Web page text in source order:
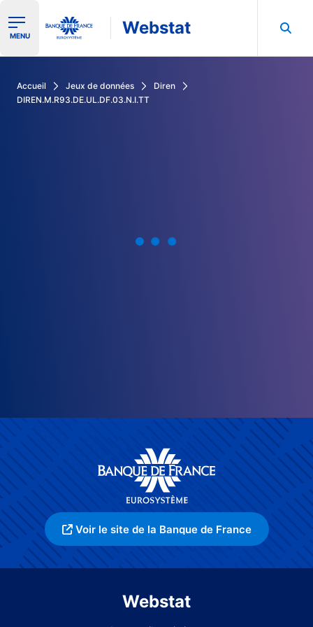
Ouvrir le menu de navigation
MENU Webstat
Accueil Jeux de données
Diren
DIREN.M.R93.DE.UL.DF.03.N.I.TT
Voir le site de la Banque de France
Webstat